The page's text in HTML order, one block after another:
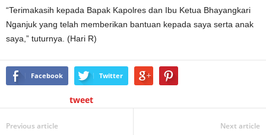
“Terimakasih kepada Bapak Kapolres dan Ibu Ketua Bhayangkari
Nganjuk yang telah memberikan bantuan kepada saya serta anak
saya,” tuturnya. (Hari R)
Facebook Twitter
tweet
Previous article Next article